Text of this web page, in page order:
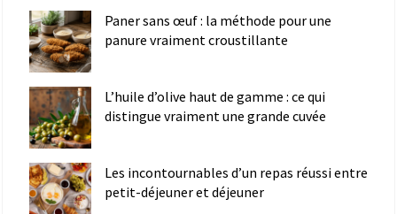
Paner sans œuf : la méthode pour une
panure vraiment croustillante
L’huile d’olive haut de gamme : ce qui
distingue vraiment une grande cuvée
Les incontournables d’un repas réussi entre
petit-déjeuner et déjeuner